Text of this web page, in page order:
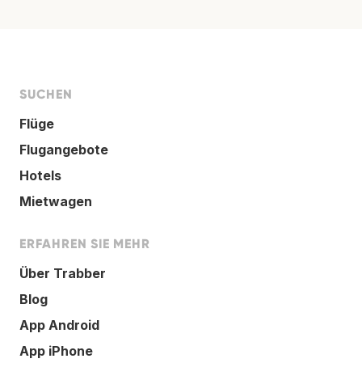
SUCHEN
Flüge
Flugangebote
Hotels
Mietwagen
ERFAHREN SIE MEHR
Über Trabber
Blog
App Android
App iPhone